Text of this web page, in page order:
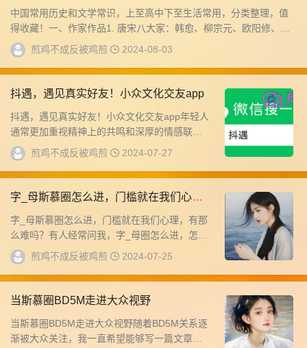
理，值得收藏！
中国常用历史和文学常识，上至高中下至生活常用，分类整理，值
得收藏！一、作家作品1. 唐宋八大家：韩愈、柳宗元、欧阳修、苏
洵、苏轼...
煎鸡不成反被鸡煎 2024-08-03
抖遇，遇见真实好友！小众文化交友app
抖遇，遇见真实好友！小众文化交友app年轻人
通常更加重视精神上的共鸣和深厚的情感联
系，而不仅仅停留在表面的社交活动上。尤其
是斯慕...
煎鸡不成反被鸡煎 2024-07-27
字_母斯慕圈怎么进，门槛就在我们心
理，有那么难吗？
字_母斯慕圈怎么进，门槛就在我们心理，有那
么难吗？有人经常问我，字_母圈怎么进，怎么
融入找到感觉。今天我给大家絮叨絮叨。首先
我理...
煎鸡不成反被鸡煎 2024-07-25
当斯慕圈BD5M走进大众视野
当斯慕圈BD5M走进大众视野随着BD5M关系逐
渐被大众关注，我一直希望能够写一篇文章，